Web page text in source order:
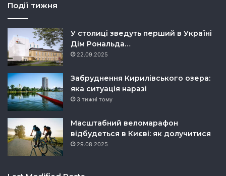
Події тижня
У столиці зведуть перший в Україні
Дім Рональда…
22.09.2025
Забруднення Кирилівського озера:
яка ситуація наразі
3 тижні тому
Масштабний веломарафон
відбудеться в Києві: як долучитися
29.08.2025